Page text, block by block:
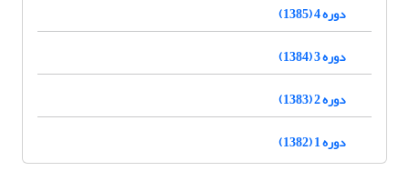
دوره 4 (1385)
دوره 3 (1384)
دوره 2 (1383)
دوره 1 (1382)